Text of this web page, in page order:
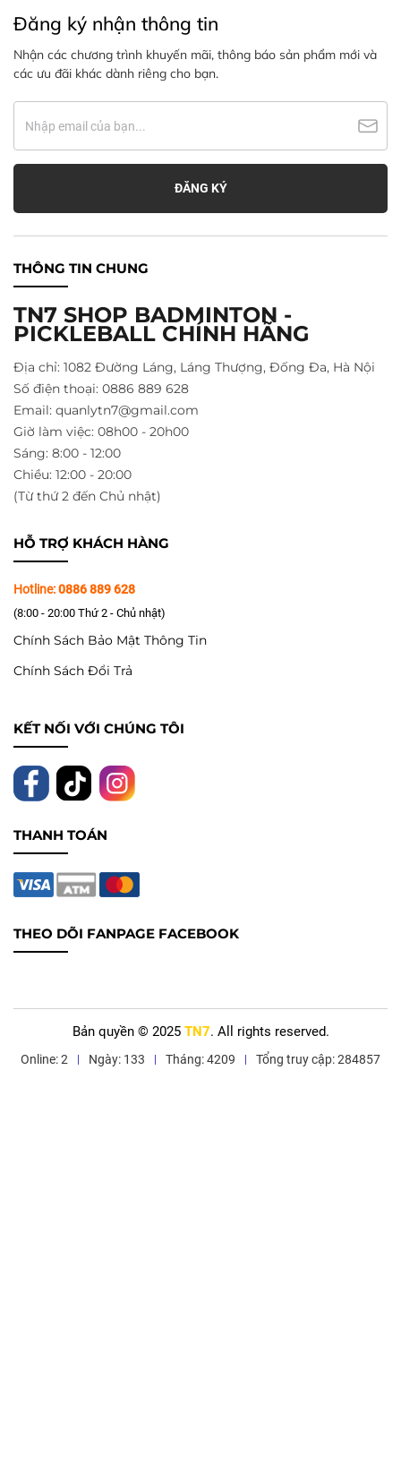
Đăng ký nhận thông tin
Nhận các chương trình khuyến mãi, thông báo sản phẩm mới và
các ưu đãi khác dành riêng cho bạn.
THÔNG TIN CHUNG
TN7 SHOP BADMINTON -
PICKLEBALL CHÍNH HÃNG
Địa chỉ: 1082 Đường Láng, Láng Thượng, Đống Đa, Hà Nội
Số điện thoại: 0886 889 628
Email: quanlytn7@gmail.com
Giờ làm việc: 08h00 - 20h00
Sáng: 8:00 - 12:00
Chiều: 12:00 - 20:00
(Từ thứ 2 đến Chủ nhật)
HỖ TRỢ KHÁCH HÀNG
Hotline:0886 889 628
(8:00 - 20:00 Thứ 2 - Chủ nhật)
Chính Sách Bảo Mật Thông Tin
Chính Sách Đổi Trả
KẾT NỐI VỚI CHÚNG TÔI
THANH TOÁN
THEO DÕI FANPAGE FACEBOOK
Bản quyền © 2025 TN7. All rights reserved.
Online: 2 Ngày: 133 Tháng: 4209 Tổng truy cập: 284857